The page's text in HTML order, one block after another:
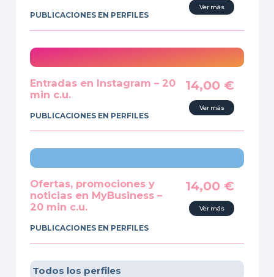
PUBLICACIONES EN PERFILES
Ver más
Entradas en Instagram – 20
min c.u.
PUBLICACIONES EN PERFILES
14,00 €
Ver más
Ofertas, promociones y
noticias en MyBusiness –
20 min c.u.
PUBLICACIONES EN PERFILES
14,00 €
Ver más
Todos los perfiles